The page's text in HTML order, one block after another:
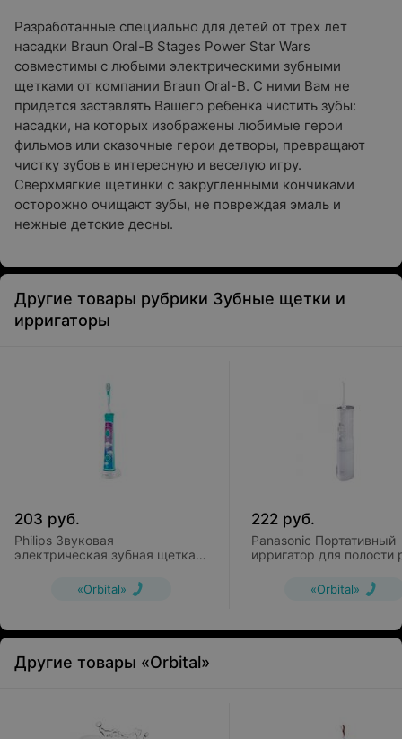
Разработанные специально для детей от трех лет
насадки Braun Oral-B Stages Power Star Wars
совместимы с любыми электрическими зубными
щетками от компании Braun Oral-B. С ними Вам не
придется заставлять Вашего ребенка чистить зубы:
насадки, на которых изображены любимые герои
фильмов или сказочные герои детворы, превращают
чистку зубов в интересную и веселую игру.
Сверхмягкие щетинки с закругленными кончиками
осторожно очищают зубы, не повреждая эмаль и
нежные детские десны.
Другие товары рубрики Зубные щетки и
ирригаторы
203 руб.
Philips Звуковая
электрическая зубная щетка
«Orbital»
222 руб.
Panasonic Портативный
ирригатор для полости
«Orbital»
Другие товары «Orbital»